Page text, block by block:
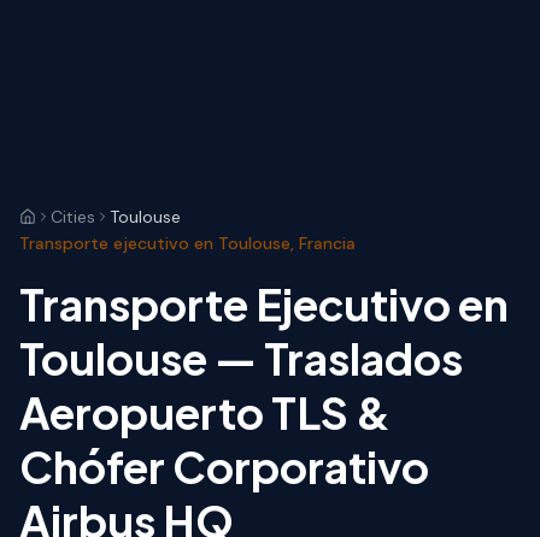
Cities
Toulouse
Transporte ejecutivo en Toulouse, Francia
Transporte Ejecutivo en
Toulouse — Traslados
Aeropuerto TLS &
Chófer Corporativo
Airbus HQ